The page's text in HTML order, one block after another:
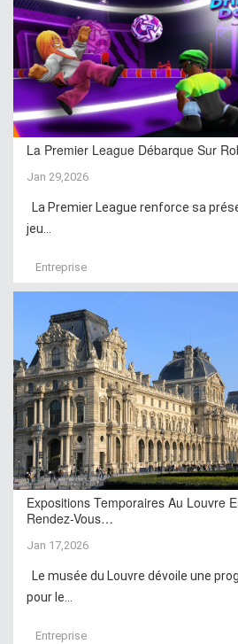
La Premier League Débarque Sur
Jan 29,2026
La Premier League renforce sa
jeu...
Entreprise
Expositions Temporaires Au Louvre
Rendez-Vous…
Jan 17,2026
Le musée du Louvre dévoile une
pour le...
Entreprise